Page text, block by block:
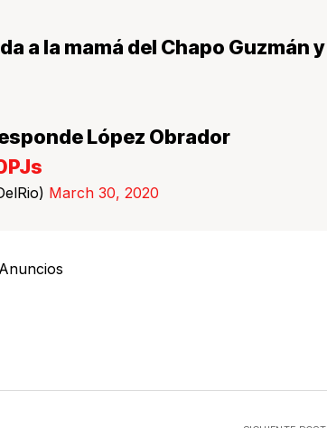
a la mamá del Chapo Guzmán y
López Obrador
March 30, 2020
Anuncios